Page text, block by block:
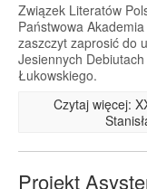
Związek Literatów
Państwowa
zaszczyt zaprosić do
Jesiennych
Łukowskiego.
Czytaj więcej:
Projekt